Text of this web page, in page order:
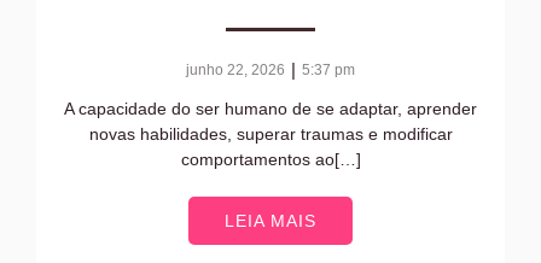
junho 22, 2026 | 5:37 pm
A capacidade do ser humano de se adaptar, aprender
novas habilidades, superar traumas e modificar
comportamentos ao[…]
LEIA MAIS